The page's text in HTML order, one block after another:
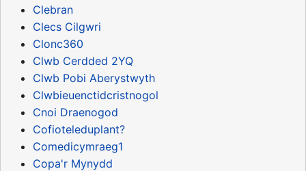
Clebran
Clecs Cilgwri
Clonc360
Clwb Cerdded 2YQ
Clwb Pobi Aberystwyth
Clwbieuenctidcristnogol
Cnoi Draenogod
Cofioteleduplant?
Comedicymraeg1
Copa'r Mynydd